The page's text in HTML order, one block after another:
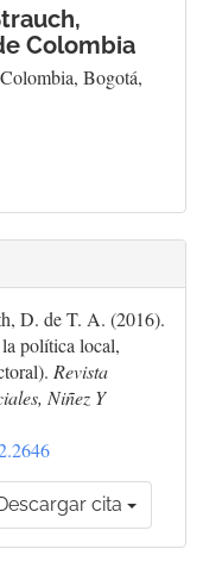
Colombia
Bogotá,
D. de T. A. (2016).
política local,
Revista
Niñez Y
cita